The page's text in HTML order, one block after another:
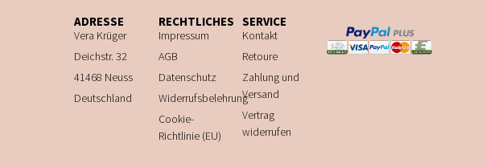
ADRESSE
Vera Krüger
Deichstr. 32
41468 Neuss
Deutschland
RECHTLICHES
Impressum
AGB
Datenschutz
Widerrufsbelehrung
Cookie-
Richtlinie (EU)
SERVICE
Kontakt
Retoure
Zahlung und
Versand
Vertrag
widerrufen